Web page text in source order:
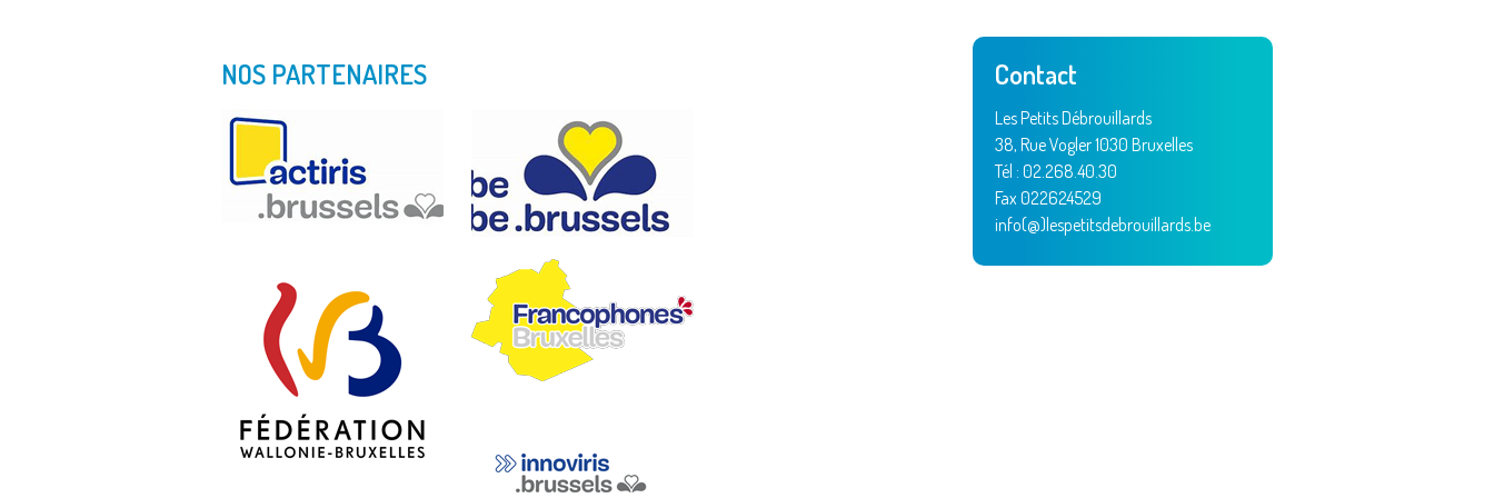
NOS PARTENAIRES Contact
Les Petits Débrouillards
38, Rue Vogler 1030 Bruxelles
Tél : 02.268.40.30
Fax 022624529
info(@)lespetitsdebrouillards.be